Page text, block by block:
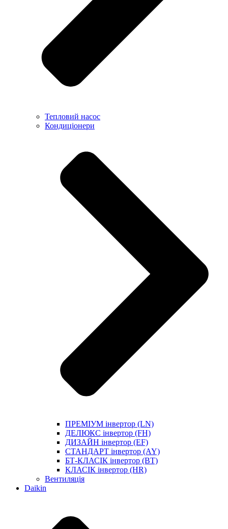
Тепловий насос
Кондиціонери
ПРЕМІУМ інвертор (LN)
ДЕЛЮКС інвертор (FH)
ДИЗАЙН інвертор (EF)
СТАНДАРТ інвертор (AY)
БТ-КЛАСІК інвертор (BT)
КЛАСІК інвертор (HR)
Вентиляція
Daikin